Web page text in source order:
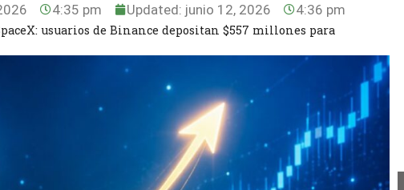
4:35 pm Updated: junio 12, 2026 4:36 pm
usuarios de Binance depositan $557 millones para